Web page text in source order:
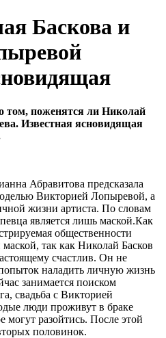
Баскова и
том, поженятся ли Николай
Известная ясновидящая
Абравитова предсказала
Викторией Лопыревой, а
жизни артиста. По словам
является лишь маской.Как
общественности
так как Николай Басков
счастлив. Он не
наладить личную жизнь
занимается поиском
свадьба с Викторией
люди проживут в браке
могут разойтись. После этой
половинок.